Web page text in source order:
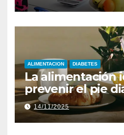
ALIMENTACION DIABETES
La alimentación
prevenir el pie
14/11/2025